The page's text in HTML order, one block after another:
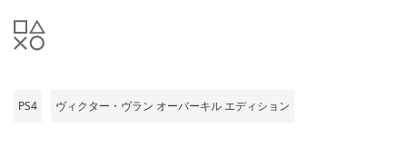
PS4 ヴィクター・ヴラン オーバーキル エディション